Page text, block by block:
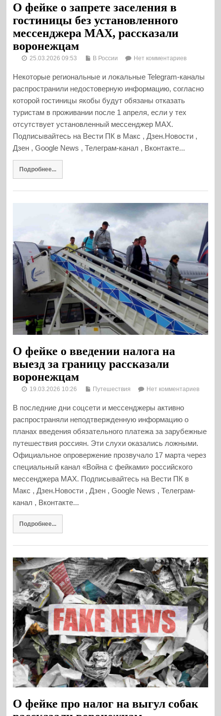
О фейке о запрете заселения в
гостиницы без установленного
мессенджера MAX, рассказали
воронежцам
25.03.2026 09:53 В России Нет комментариев
Некоторые региональные и локальные Telegram-каналы
распространили недостоверную информацию, согласно
которой гостиницы якобы будут обязаны отказать
туристам в проживании после 1 апреля, если у тех
отсутствует установленный мессенджер MAX.
Подписывайтесь на Вести ПК в Макс , Дзен.Новости ,
Дзен , Google News , Телеграм-канал , Вконтакте...
Подробнее...
О фейке о введении налога на
выезд за границу рассказали
воронежцам
19.03.2026 10:26 Путешествия Нет комментариев
В последние дни соцсети и мессенджеры активно
распространяли неподтвержденную информацию о
планах введения обязательного платежа за зарубежные
путешествия россиян. Эти слухи оказались ложными.
Официальное опровержение прозвучало 17 марта через
специальный канал «Война с фейками» российского
мессенджера MAX. Подписывайтесь на Вести ПК в
Макс , Дзен.Новости , Дзен , Google News , Телеграм-
канал , Вконтакте...
Подробнее...
О фейке про налог на выгул собак